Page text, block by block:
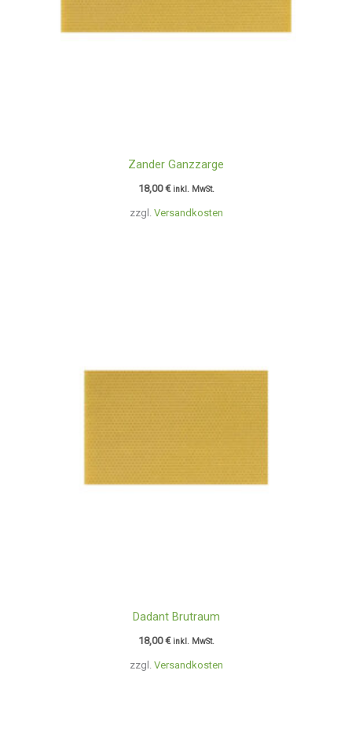
zzgl. Versandkosten
Zander Ganzzarge
18,00€ inkl. MwSt.
zzgl. Versandkosten
Dadant Brutraum
18,00€ inkl. MwSt.